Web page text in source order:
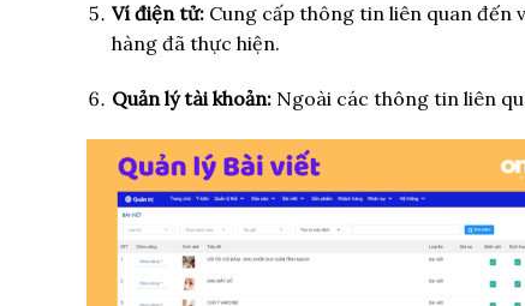
Ví điện tử:Cung cấp thông tin liên quan đến
hàng đã thực hiện.
Quản lý tài khoản:Ngoài các thông tin liên